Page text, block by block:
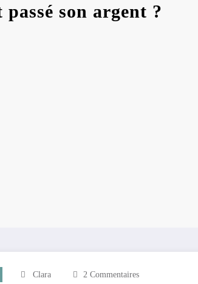
son argent ?
Clara 2 Commentaires